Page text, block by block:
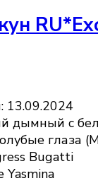
13.09.2024
дымный с
глаза
Bugatti
Yasmina